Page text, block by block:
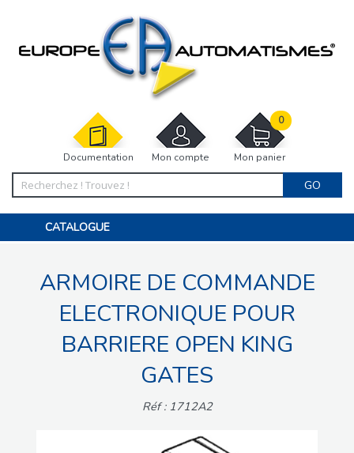
Documentation Mon compte Mon panier
0
GO
CATALOGUE
MOTORISATIONS
ACCESSOIRES ET ELECTRONIQUES
INTERPHONES VISIOPHONES
PIÈCES DÉTACHÉES
ARMOIRE DE COMMANDE
ELECTRONIQUE POUR
BARRIERE OPEN KING
GATES
Réf : 1712A2